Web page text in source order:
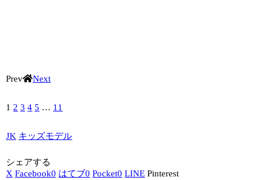
Prev Next
1 2 3 4 5 … 11
JK キッズモデル
シェアする
X Facebook0 はてブ0 Pocket0 LINE Pinterest